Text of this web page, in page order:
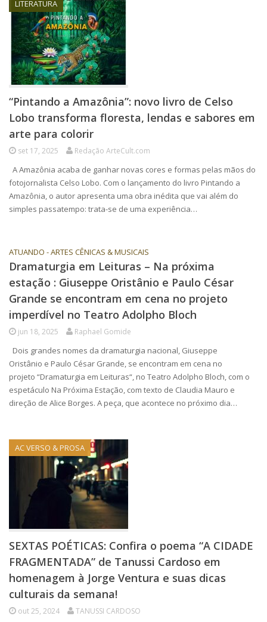
LITERATURA
“Pintando a Amazônia”: novo livro de Celso
Lobo transforma floresta, lendas e sabores em
arte para colorir
set 17, 2025 Redação ArteCult.com
A Amazônia acaba de ganhar novas cores e formas pelas mãos do
fotojornalista Celso Lobo. Com o lançamento do livro Pintando a
Amazônia, o autor apresenta uma obra inédita que vai além do
simples passatempo: trata-se de uma experiência…
ATUANDO - ARTES CÊNICAS & MUSICAIS
Dramaturgia em Leituras – Na próxima
estação : Giuseppe Oristânio e Paulo César
Grande se encontram em cena no projeto
imperdível no Teatro Adolpho Bloch
jun 18, 2025 Raphael Gomide
Dois grandes nomes da dramaturgia nacional, Giuseppe
Oristânio e Paulo César Grande, se encontram em cena no
projeto “Dramaturgia em Leituras“, no Teatro Adolpho Bloch, com o
espetáculo Na Próxima Estação, com texto de Claudia Mauro e
direção de Alice Borges. A peça, que acontece no próximo dia…
AC VERSO & PROSA
SEXTAS POÉTICAS: Confira o poema “A CIDADE
FRAGMENTADA” de Tanussi Cardoso em
homenagem à Jorge Ventura e suas dicas
culturais da semana!
out 25, 2024 TANUSSI CARDOSO